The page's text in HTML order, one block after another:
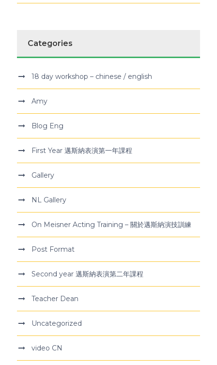
Categories
18 day workshop – chinese / english
Amy
Blog Eng
First Year 邁斯納表演第一年課程
Gallery
NL Gallery
On Meisner Acting Training – 關於邁斯納演技訓練
Post Format
Second year 邁斯納表演第二年課程
Teacher Dean
Uncategorized
video CN